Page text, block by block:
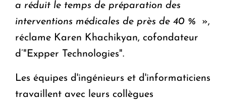
a réduit le temps de préparation des
interventions médicales de près de 40 % »,
réclame Karen Khachikyan, cofondateur
d’"Expper Technologies".
Les équipes d'ingénieurs et d'informaticiens
travaillent avec leurs collègues